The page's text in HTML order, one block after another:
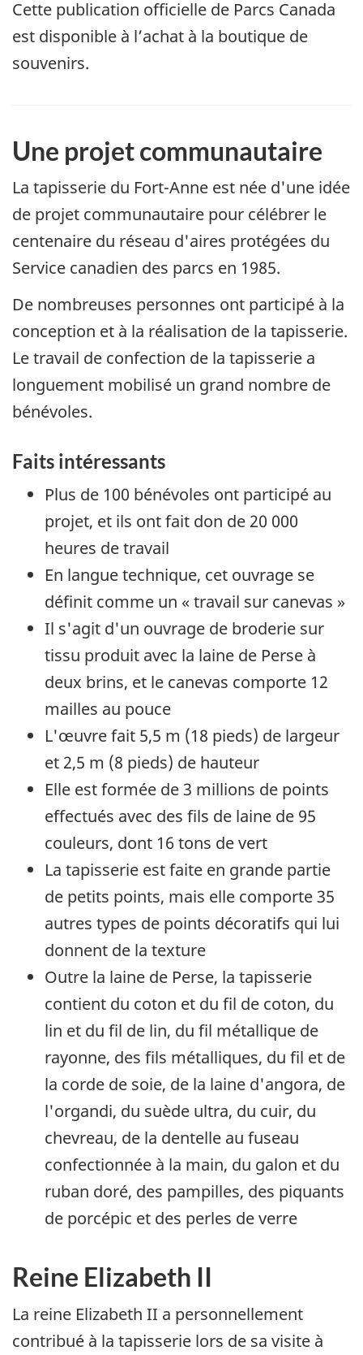
Cette publication officielle de Parcs Canada
est disponible à l’achat à la boutique de
souvenirs.
Une projet communautaire
La tapisserie du Fort-Anne est née d'une idée
de projet communautaire pour célébrer le
centenaire du réseau d'aires protégées du
Service canadien des parcs en 1985.
De nombreuses personnes ont participé à la
conception et à la réalisation de la tapisserie.
Le travail de confection de la tapisserie a
longuement mobilisé un grand nombre de
bénévoles.
Faits intéressants
Plus de 100 bénévoles ont participé au
projet, et ils ont fait don de 20 000
heures de travail
En langue technique, cet ouvrage se
définit comme un « travail sur canevas »
Il s'agit d'un ouvrage de broderie sur
tissu produit avec la laine de Perse à
deux brins, et le canevas comporte 12
mailles au pouce
L'œuvre fait 5,5 m (18 pieds) de largeur
et 2,5 m (8 pieds) de hauteur
Elle est formée de 3 millions de points
effectués avec des fils de laine de 95
couleurs, dont 16 tons de vert
La tapisserie est faite en grande partie
de petits points, mais elle comporte 35
autres types de points décoratifs qui lui
donnent de la texture
Outre la laine de Perse, la tapisserie
contient du coton et du fil de coton, du
lin et du fil de lin, du fil métallique de
rayonne, des fils métalliques, du fil et de
la corde de soie, de la laine d'angora, de
l'organdi, du suède ultra, du cuir, du
chevreau, de la dentelle au fuseau
confectionnée à la main, du galon et du
ruban doré, des pampilles, des piquants
de porcépic et des perles de verre
Reine Elizabeth II
La reine Elizabeth II a personnellement
contribué à la tapisserie lors de sa visite à